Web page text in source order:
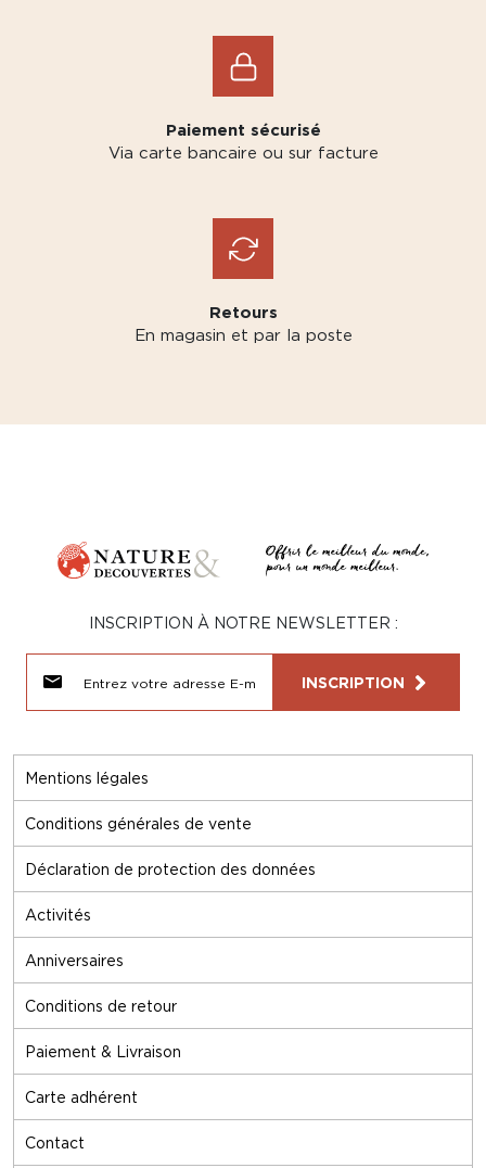
Paiement sécurisé
Via carte bancaire ou sur facture
Retours
En magasin et par la poste
Mentions légales
Conditions générales de vente
Déclaration de protection des données
Activités
Anniversaires
Conditions de retour
Paiement & Livraison
Carte adhérent
Contact
INSCRIPTION À NOTRE NEWSLETTER :
INSCRIPTION